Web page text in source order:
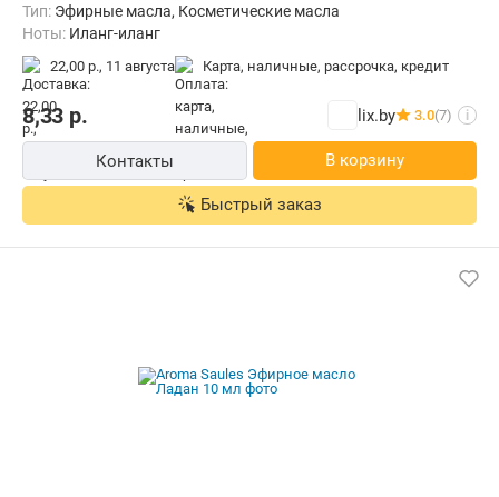
Тип: Эфирные масла, Косметические масла
Ноты: Иланг-иланг
22,00 р., 11 августа карта, наличные, рассрочка, кредит
8,33 р. lix.by 3.0(7) i
Контакты В корзину
Быстрый заказ